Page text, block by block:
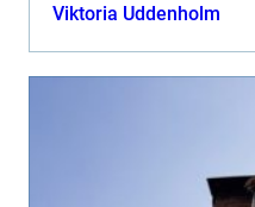
Viktoria Uddenholm